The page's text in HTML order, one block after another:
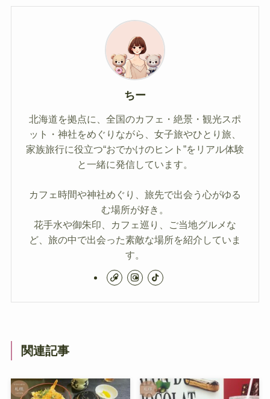
ちー
北海道を拠点に、全国のカフェ・絶景・観光スポ
ット・神社をめぐりながら、女子旅やひとり旅、
家族旅行に役立つ“おでかけのヒント”をリアル体験
と一緒に発信しています。
カフェ時間や神社めぐり、旅先で出会う心がゆる
む場所が好き。
花手水や御朱印、カフェ巡り、ご当地グルメな
ど、旅の中で出会った素敵な場所を紹介していま
す。
関連記事